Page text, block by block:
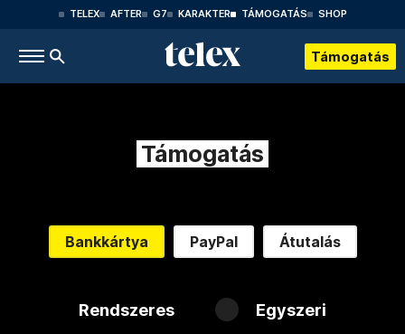
TELEX AFTER G7 KARAKTER TÁMOGATÁS SHOP
Támogatás
Támogatás
Bankkártya PayPal Átutalás
Rendszeres Egyszeri